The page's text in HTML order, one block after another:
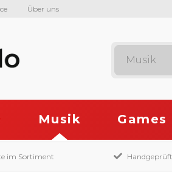
Über uns
Musik
Musik Games
im Sortiment